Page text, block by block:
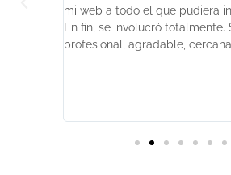
mi web a todo el que pudiera
En fin, se involucró totalmente.
profesional, agradable,